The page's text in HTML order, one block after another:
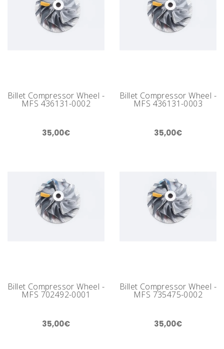
Billet Compressor Wheel -
MFS 436131-0002
35,00€
Billet Compressor Wheel -
MFS 436131-0003
35,00€
Billet Compressor Wheel -
MFS 702492-0001
35,00€
Billet Compressor Wheel -
MFS 735475-0002
35,00€